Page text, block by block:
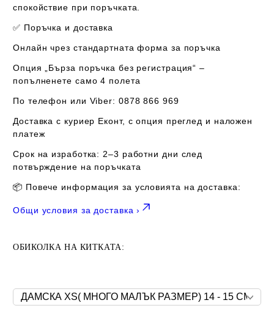
спокойствие при поръчката.
✅ Поръчка и доставка
Онлайн чрез стандартната форма за поръчка
Опция „Бърза поръчка без регистрация“ –
попълненете само 4 полета
По телефон или Viber: 0878 866 969
Доставка с куриер Еконт, с опция преглед и наложен
платеж
Срок на изработка: 2–3 работни дни след
потвърждение на поръчката
📦 Повече информация за условията на доставка:
Общи условия за доставка ›
ОБИКОЛКА НА КИТКАТА: